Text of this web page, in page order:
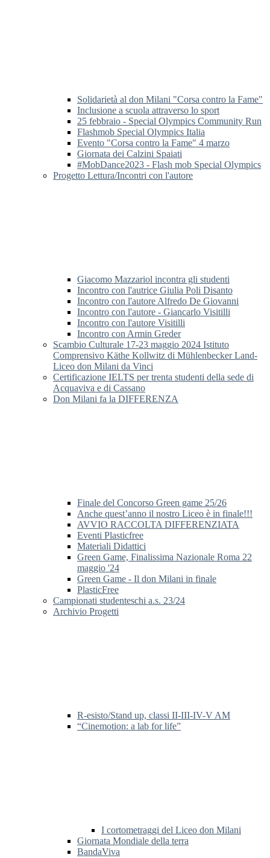
Solidarietà al don Milani "Corsa contro la Fame"
Inclusione a scuola attraverso lo sport
25 febbraio - Special Olympics Community Run
Flashmob Special Olympics Italia
Evento "Corsa contro la Fame" 4 marzo
Giornata dei Calzini Spaiati
#MobDance2023 - Flash mob Special Olympics
Progetto Lettura/Incontri con l'autore
Giacomo Mazzariol incontra gli studenti
Incontro con l'autrice Giulia Poli Disanto
Incontro con l'autore Alfredo De Giovanni
Incontro con l'autore - Giancarlo Visitilli
Incontro con l'autore Visitilli
Incontro con Armin Greder
Scambio Culturale 17-23 maggio 2024 Istituto
Comprensivo Käthe Kollwitz di Mühlenbecker Land-
Liceo don Milani da Vinci
Certificazione IELTS per trenta studenti della sede di
Acquaviva e di Cassano
Don Milani fa la DIFFERENZA
Finale del Concorso Green game 25/26
Anche quest’anno il nostro Liceo è in finale!!!
AVVIO RACCOLTA DIFFERENZIATA
Eventi Plasticfree
Materiali Didattici
Green Game, Finalissima Nazionale Roma 22
maggio '24
Green Game - Il don Milani in finale
PlasticFree
Campionati studenteschi a.s. 23/24
Archivio Progetti
R-esisto/Stand up, classi II-III-IV-V AM
“Cinemotion: a lab for life”
I cortometraggi del Liceo don Milani
Giornata Mondiale della terra
BandaViva